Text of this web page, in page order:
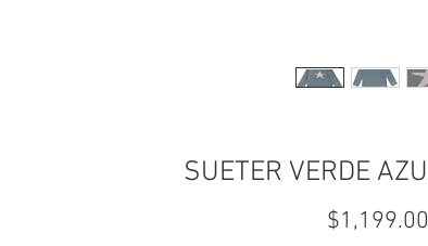
SUETER VERDE
$1,199.00